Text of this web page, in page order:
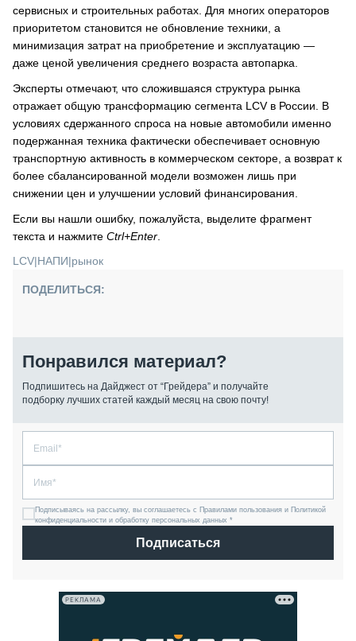
сервисных и строительных работах. Для многих операторов
приоритетом становится не обновление техники, а
минимизация затрат на приобретение и эксплуатацию —
даже ценой увеличения среднего возраста автопарка.
Эксперты отмечают, что сложившаяся структура рынка
отражает общую трансформацию сегмента LCV в России. В
условиях сдержанного спроса на новые автомобили именно
подержанная техника фактически обеспечивает основную
транспортную активность в коммерческом секторе, а возврат к
более сбалансированной модели возможен лишь при
снижении цен и улучшении условий финансирования.
Если вы нашли ошибку, пожалуйста, выделите фрагмент
текста и нажмите Ctrl+Enter
LCV|НАПИ|рынок
ПОДЕЛИТЬСЯ:
Понравился материал?
Подпишитесь на Дайджест от “Грейдера” и получайте
подборку лучших статей каждый месяц на свою почту!
Подписываясь на рассылку, вы соглашаетесь с Правилами пользования и Политикой
конфиденциальности и обработку персональных данных *
Подписаться
РЕКЛАМА